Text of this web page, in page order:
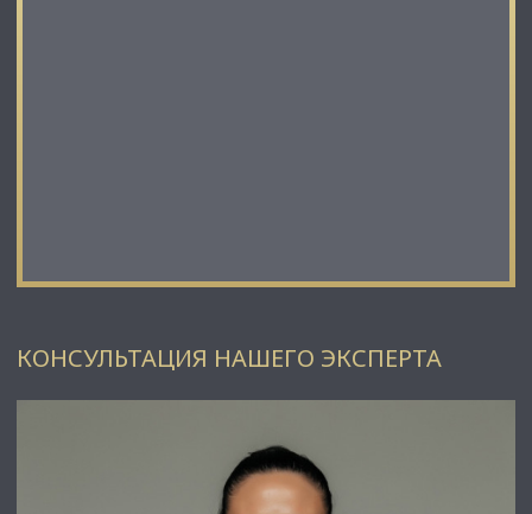
КОНСУЛЬТАЦИЯ НАШЕГО ЭКСПЕРТА
✅ Подойдет под любой вид деятельности;